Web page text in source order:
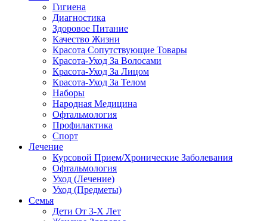
Гигиена
Диагностика
Здоровое Питание
Качество Жизни
Красота Сопутствующие Товары
Красота-Уход За Волосами
Красота-Уход За Лицом
Красота-Уход За Телом
Наборы
Народная Медицина
Офтальмология
Профилактика
Спорт
Лечение
Курсовой Прием/Хронические Заболевания
Офтальмология
Уход (Лечение)
Уход (Предметы)
Семья
Дети От 3-Х Лет